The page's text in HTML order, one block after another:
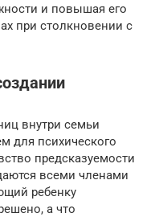
и повышая его
при столкновении с
внутри семьи
для психического
предсказуемости
всеми членами
ребенку
а что